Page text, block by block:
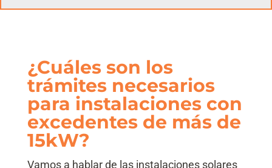
¿Cuáles son los
trámites necesarios
para instalaciones con
excedentes de más de
15kW?
Vamos a hablar de las instalaciones solares